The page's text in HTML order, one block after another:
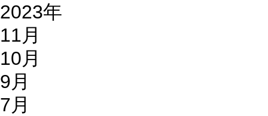
2023年
11月
10月
9月
7月